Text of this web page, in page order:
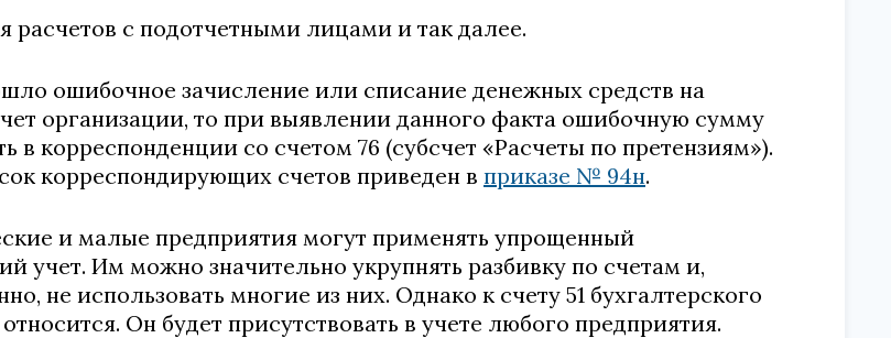
расчетов с подотчетными лицами и так далее.
ошибочное зачисление или списание денежных средств на
организации, то при выявлении данного факта ошибочную сумму
в корреспонденции со счетом 76 (субсчет «Расчеты по претензиям»).
корреспондирующих счетов приведен в приказе № 94н.
и малые предприятия могут применять упрощенный
учет. Им можно значительно укрупнять разбивку по счетам и,
не использовать многие из них. Однако к счету 51 бухгалтерского
Он будет присутствовать в учете любого предприятия.